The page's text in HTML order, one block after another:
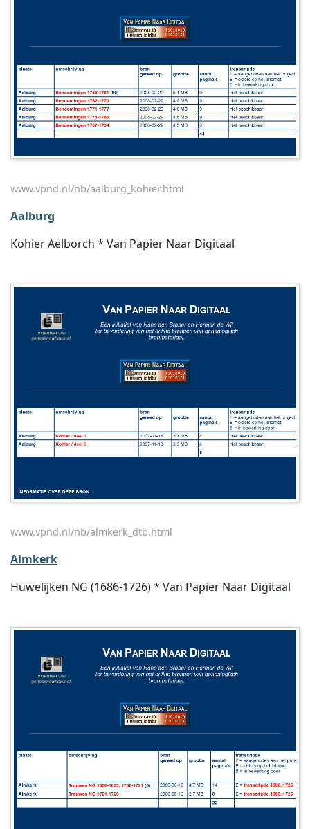
www.vpnd.nl/nb/aalburg_kohier.html
Aalburg
Kohier Aelborch * Van Papier Naar Digitaal
www.vpnd.nl/nb/almkerk_dtb.html
Almkerk
Huwelijken NG (1686-1726) * Van Papier Naar Digitaal